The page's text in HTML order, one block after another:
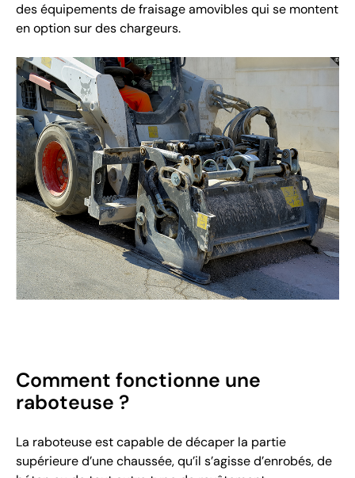
des équipements de fraisage amovibles qui se montent
en option sur des chargeurs.
Comment fonctionne une
raboteuse ?
La raboteuse est capable de décaper la partie
supérieure d’une chaussée, qu’il s’agisse d’enrobés, de